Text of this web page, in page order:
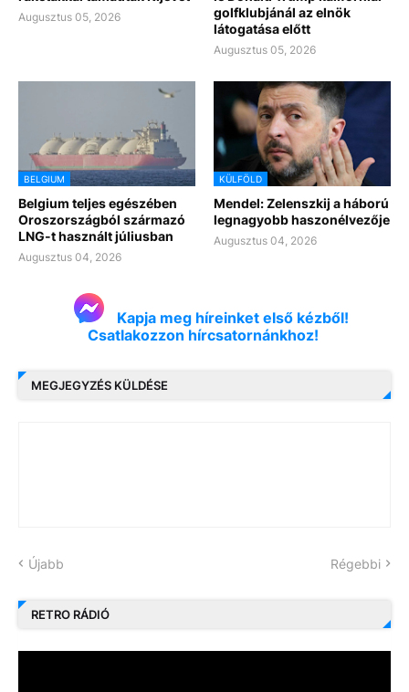
Augusztus 05, 2026
golfklubjánál az elnök
látogatása előtt
Augusztus 05, 2026
BELGIUM
Belgium teljes egészében
Oroszországból származó
LNG-t használt júliusban
Augusztus 04, 2026
KÜLFÖLD
Mendel: Zelenszkij a háború
legnagyobb haszonélvezője
Augusztus 04, 2026
Kapja meg híreinket első kézből!
Csatlakozzon hírcsatornánkhoz!
MEGJEGYZÉS KÜLDÉSE
Újabb Régebbi
RETRO RÁDIÓ